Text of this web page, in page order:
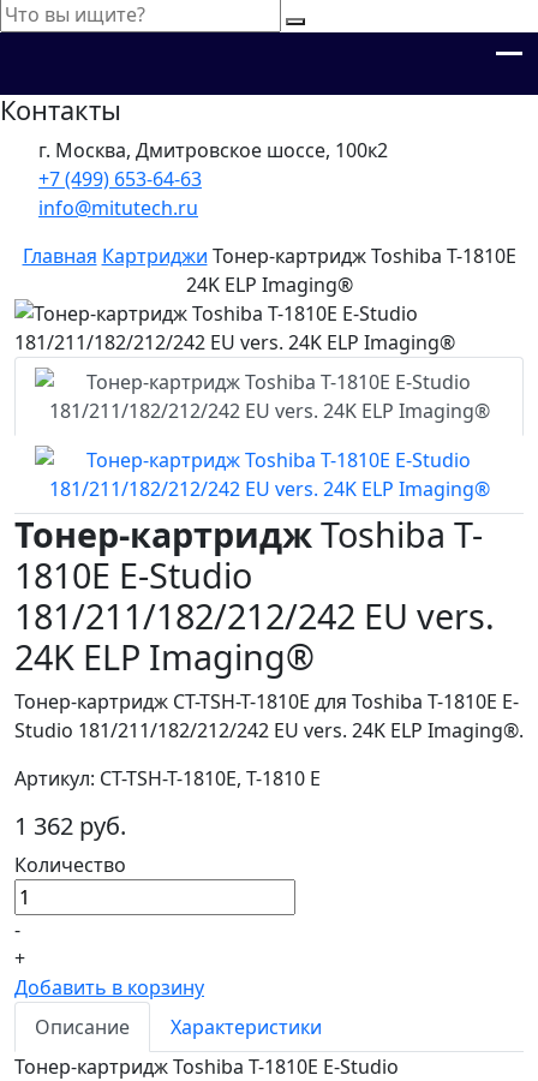
Контакты
г. Москва, Дмитровское шоссе, 100к2
+7 (499) 653-64-63
info@mitutech.ru
Главная Картриджи Тонер-картридж Toshiba T-1810E
24K ELP Imaging®
Тонер-картриджToshiba T-
1810E E-Studio
181/211/182/212/242 EU vers.
24K ELP Imaging®
Тонер-картридж CT-TSH-T-1810E для Toshiba T-1810E E-
Studio 181/211/182/212/242 EU vers. 24K ELP Imaging®.
Артикул: CT-TSH-T-1810E, T-1810 E
1 362 руб.
Количество
-
+
Добавить в корзину
Описание
Характеристики
Тонер-картридж Toshiba T-1810E E-Studio